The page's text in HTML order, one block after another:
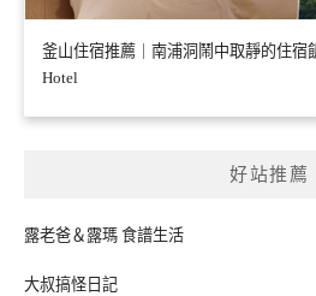
釜山住宿推薦｜南浦洞鬧中取靜的住宿
Hotel
好站推薦
露老爸＆露瑪 食譜生活
大叔搞怪日記